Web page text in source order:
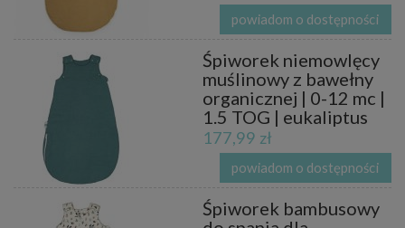
powiadom o dostępności
Śpiworek niemowlęcy
muślinowy z bawełny
organicznej | 0-12 mc |
1.5 TOG | eukaliptus
177,99 zł
powiadom o dostępności
Śpiworek bambusowy